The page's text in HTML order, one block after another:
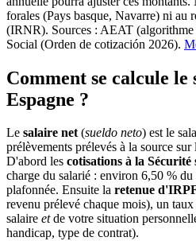
forales (Pays basque, Navarre) ni au
(IRNR). Sources : AEAT (algorithme
Social (Orden de cotización 2026).
Comment se calcule le
Espagne ?
Le salaire net(sueldo neto) est le
prélèvements prélevés à la source
D'abord les cotisations à la Sécurité
charge du salarié : environ 6,50 %
plafonnée. Ensuite la retenue
revenu prélevé chaque mois), un
salaire etde votre situation
handicap, type de contrat).